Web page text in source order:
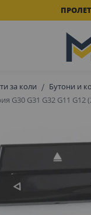
за коли Бутони и
G30 G31 G32 G11 G12